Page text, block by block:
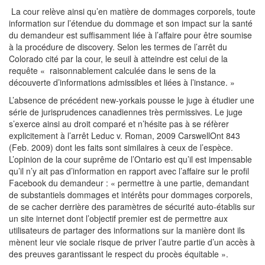
La cour relève ainsi qu’en matière de dommages corporels, toute
information sur l’étendue du dommage et son impact sur la santé
du demandeur est suffisamment liée à l’affaire pour être soumise
à la procédure de discovery. Selon les termes de l’arrêt du
Colorado cité par la cour, le seuil à atteindre est celui de la
requête « raisonnablement calculée dans le sens de la
découverte d’informations admissibles et liées à l’instance. »
L’absence de précédent new-yorkais pousse le juge à étudier une
série de jurisprudences canadiennes très permissives. Le juge
s’exerce ainsi au droit comparé et n’hésite pas à se réfèrer
explicitement à l’arrêt Leduc v. Roman, 2009 CarswellOnt 843
(Feb. 2009) dont les faits sont similaires à ceux de l’espèce.
L’opinion de la cour suprême de l’Ontario est qu’il est impensable
qu’il n’y ait pas d’information en rapport avec l’affaire sur le profil
Facebook du demandeur : « permettre à une partie, demandant
de substantiels dommages et intérêts pour dommages corporels,
de se cacher derrière des paramètres de sécurité auto-établis sur
un site internet dont l’objectif premier est de permettre aux
utilisateurs de partager des informations sur la manière dont ils
mènent leur vie sociale risque de priver l’autre partie d’un accès à
des preuves garantissant le respect du procès équitable ».